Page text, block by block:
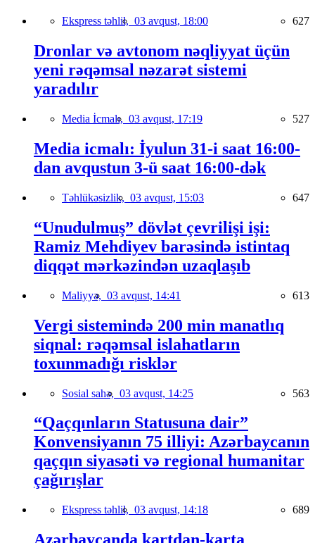
Ekspress təhlil, 03 avqust, 18:00 627
Dronlar və avtonom nəqliyyat üçün
yeni rəqəmsal nəzarət sistemi
yaradılır
Media İcmalı, 03 avqust, 17:19 527
Media icmalı: İyulun 31-i saat 16:00-
dan avqustun 3-ü saat 16:00-dək
Təhlükəsizlik, 03 avqust, 15:03 647
“Unudulmuş” dövlət çevrilişi işi:
Ramiz Mehdiyev barəsində istintaq
diqqət mərkəzindən uzaqlaşıb
Maliyyə, 03 avqust, 14:41 613
Vergi sistemində 200 min manatlıq
siqnal: rəqəmsal islahatların
toxunmadığı risklər
Sosial sahə, 03 avqust, 14:25 563
“Qaçqınların Statusuna dair”
Konvensiyanın 75 illiyi: Azərbaycanın
qaçqın siyasəti və regional humanitar
çağırışlar
Ekspress təhlil, 03 avqust, 14:18 689